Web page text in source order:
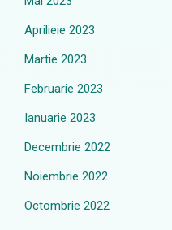
Aprilieie 2023
Martie 2023
Februarie 2023
Ianuarie 2023
Decembrie 2022
Noiembrie 2022
Octombrie 2022